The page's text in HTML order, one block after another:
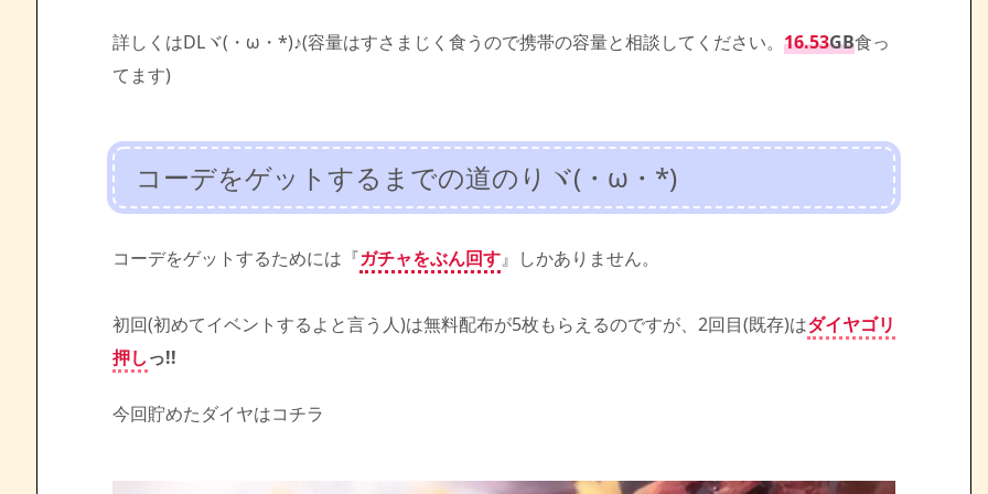
詳しくはDLヾ(・ω・*)♪(容量はすさまじく食うので携帯の容量と相談してください。 16.53GB食っ
てます)
コーデをゲットするまでの道のりヾ(・ω・*)
コーデをゲットするためには『ガチャをぶん回す』しかありません。
初回(初めてイベントするよと言う人)は無料配布が5枚もらえるのですが、2回目(既存)はダイヤゴリ
押しっ!!
今回貯めたダイヤはコチラ